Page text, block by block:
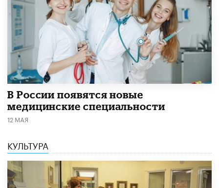
В России появятся новые
медицинские специальности
12 МАЯ
КУЛЬТУРА